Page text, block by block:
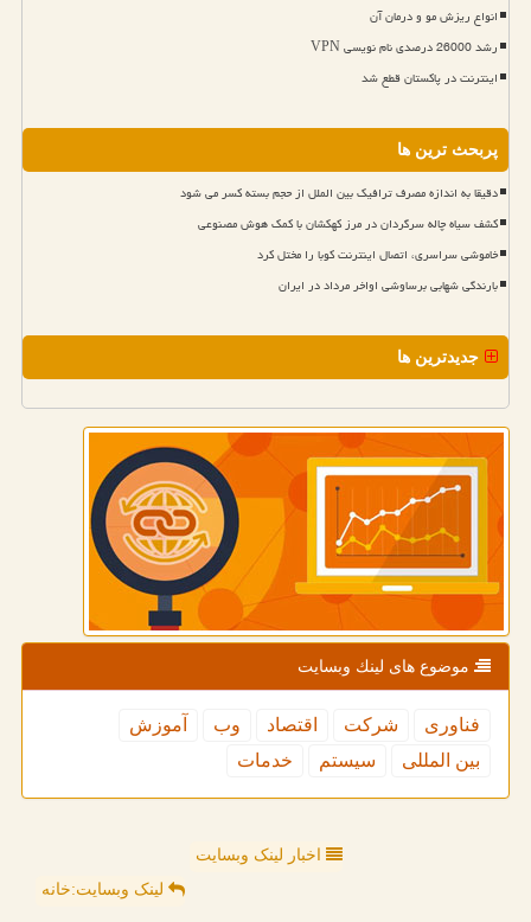
انواع ریزش مو و درمان آن
رشد 26000 درصدی نام نویسی VPN
اینترنت در پاکستان قطع شد
پربحث ترین ها
دقیقا به اندازه مصرف ترافیک بین الملل از حجم بسته کسر می شود
کشف سیاه چاله سرگردان در مرز کهکشان با کمک هوش مصنوعی
خاموشی سراسری، اتصال اینترنت کوبا را مختل کرد
بارندگی شهابی برساوشی اواخر مرداد در ایران
جدیدترین ها
موضوع های لینك وبسایت
فناوری شركت اقتصاد وب
آموزش
بین المللی
سیستم خدمات
اخبار لینک وبسایت
لینک وبسایت:خانه